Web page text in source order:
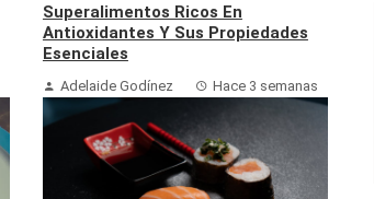
Superalimentos Ricos En
Antioxidantes Y Sus Propiedades
Esenciales
Adelaide Godínez Hace 3 semanas